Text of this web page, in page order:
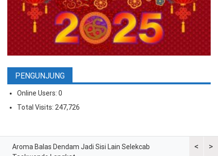
PENGUNJUNG
Online Users: 0
Total Visits: 247,726
<
Aroma Balas Dendam Jadi Sisi Lain Selekcab
>